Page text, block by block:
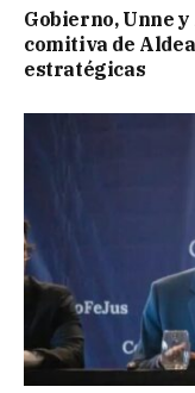
Gobierno, Unne
comitiva de
estratégicas